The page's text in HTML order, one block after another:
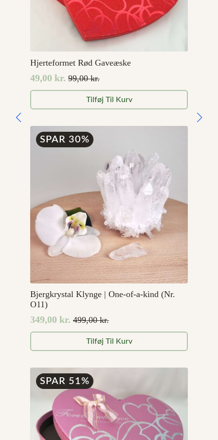
Hjerteformet Rød Gaveæske
99,00kr.
Den
oprindelige
pris
99,00 kr..
49,00 kr.
Den
aktuelle
pris
49,00 kr..
Tilføj Til Kurv
SPAR 30%
Bjergkrystal Klynge | One-of-a-kind (Nr.
O11)
499,00kr.
Den
oprindelige
pris
499,00 kr..
349,00 kr.
Den
aktuelle
pris
349,00 kr..
Tilføj Til Kurv
SPAR 51%